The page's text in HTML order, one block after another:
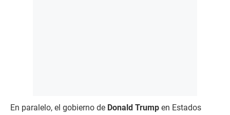
En paralelo, el gobierno de Donald Trump en Estados